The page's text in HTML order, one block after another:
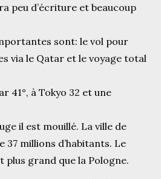
peu d’écriture et beaucoup
sont: le vol pour
via le Qatar et le voyage total
41°, à Tokyo 32 et une
il est mouillé. La ville de
37 millions d’habitants. Le
plus grand que la Pologne.